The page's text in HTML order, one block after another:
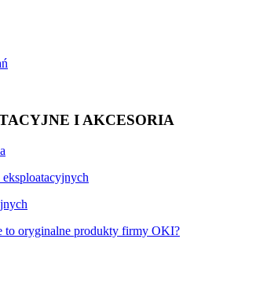
I AKCESORIA
to oryginalne produkty firmy OKI?